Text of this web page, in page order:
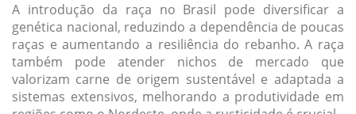
A introdução da raça no Brasil pode diversificar a
genética nacional, reduzindo a dependência de poucas
raças e aumentando a resiliência do rebanho. A raça
também pode atender nichos de mercado que
valorizam carne de origem sustentável e adaptada a
sistemas extensivos, melhorando a produtividade em